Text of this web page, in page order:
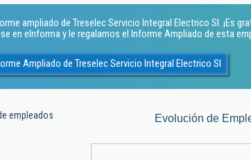
ampliado de Treselec Servicio Integral Electrico Sl. ¡Es
en eInforma y le regalamos el Informe Ampliado de esta
Ampliado de Treselec Servicio Integral Electrico Sl
empleados Evolución de